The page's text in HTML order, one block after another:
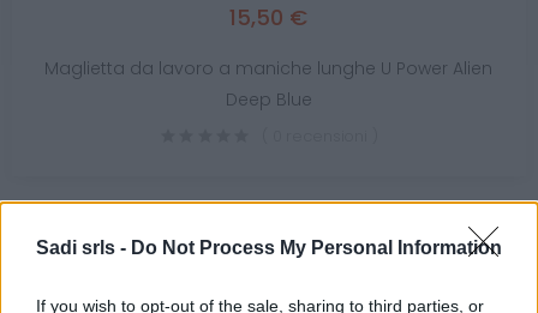
Sadi srls - Do Not Process My Personal Information
If you wish to opt-out of the sale, sharing to third parties, or
15,50 €
Maglietta da lavoro a maniche lunghe U Power Alien
Deep Blue